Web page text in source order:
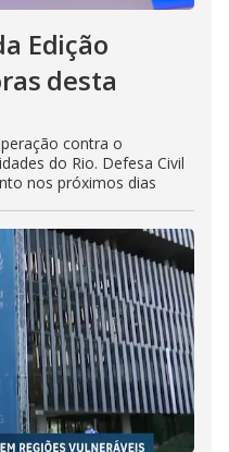
Edição
desta
contra o
do Rio. Defesa Civil
nos próximos dias